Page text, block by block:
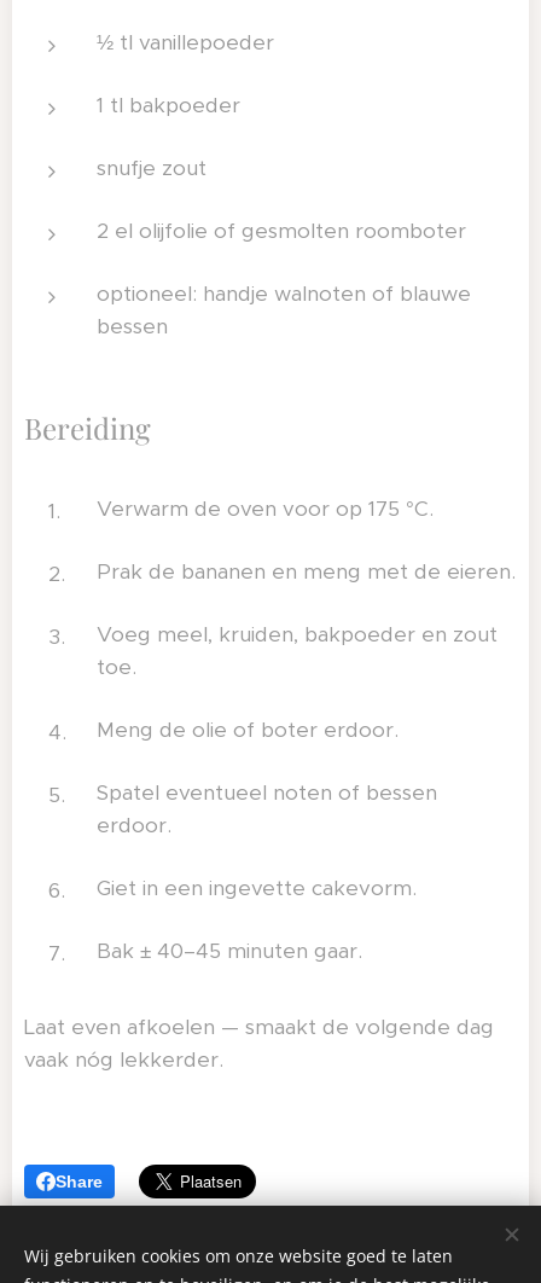
½ tl vanillepoeder
1 tl bakpoeder
snufje zout
2 el olijfolie of gesmolten roomboter
optioneel: handje walnoten of blauwe
bessen
Bereiding
Verwarm de oven voor op 175 °C.
Prak de bananen en meng met de eieren.
Voeg meel, kruiden, bakpoeder en zout
toe.
Meng de olie of boter erdoor.
Spatel eventueel noten of bessen
erdoor.
Giet in een ingevette cakevorm.
Bak ± 40–45 minuten gaar.
Laat even afkoelen — smaakt de volgende dag
vaak nóg lekkerder.
Share
Wij gebruiken cookies om onze website goed te laten